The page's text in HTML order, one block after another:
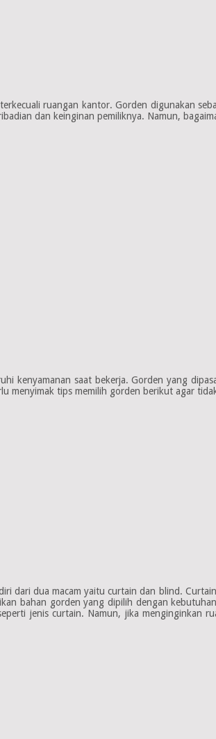
ruangan kantor. Gorden digunakan
dan keinginan pemiliknya. Namun,
kenyamanan saat bekerja. Gorden yang
menyimak tips memilih gorden berikut agar
dari dua macam yaitu curtain dan blind.
bahan gorden yang dipilih dengan
jenis curtain. Namun, jika menginginkan